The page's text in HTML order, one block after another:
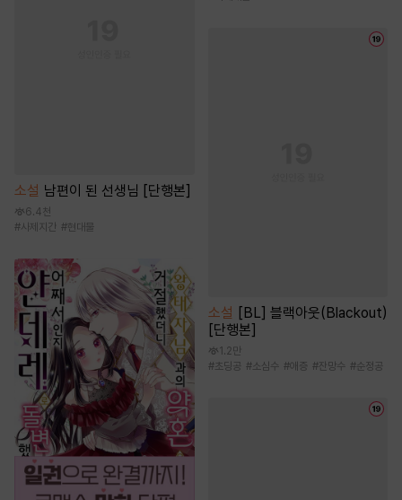
소설 남편이 된 선생님 [단행본]
6.4천
#사제지간 #현대물
소설
[BL] 블랙아웃(Blackout)
[단행본]
1.2만
#초딩공 #소심수 #애증 #잔망수 #순정공